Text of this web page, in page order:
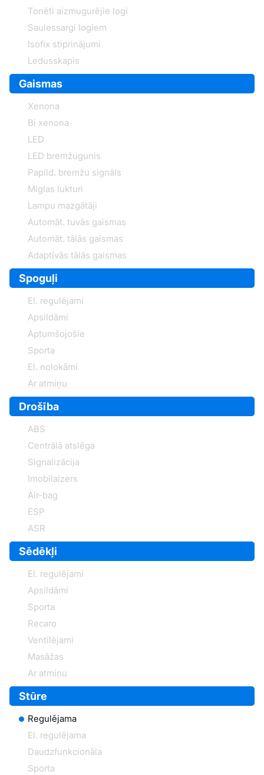
Tonēti aizmugurējie logi
Saulessargi logiem
Isofix stiprinājumi
Ledusskapis
Gaismas
Xenona
Bi xenona
LED
LED bremžugunis
Papild. bremžu signāls
Miglas lukturi
Lampu mazgātāji
Automāt. tuvās gaismas
Automāt. tālās gaismas
Adaptīvās tālās gaismas
Spoguļi
El. regulējami
Apsildāmi
Aptumšojošie
Sporta
El. nolokāmi
Ar atmiņu
Drošība
ABS
Centrālā atslēga
Signalizācija
Imobilaizers
Air-bag
ESP
ASR
Sēdēkļi
El. regulējami
Apsildāmi
Sporta
Recaro
Ventilējami
Masāžas
Ar atmiņu
Stūre
Regulējama
El. regulējama
Daudzfunkcionāla
Sporta